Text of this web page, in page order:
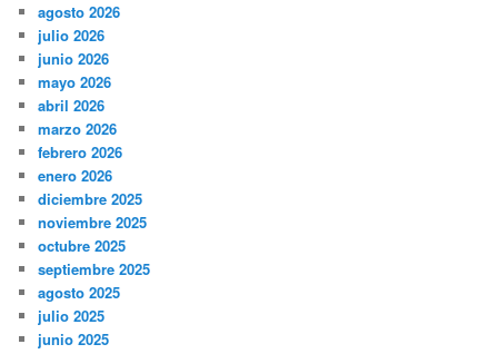
agosto 2026
julio 2026
junio 2026
mayo 2026
abril 2026
marzo 2026
febrero 2026
enero 2026
diciembre 2025
noviembre 2025
octubre 2025
septiembre 2025
agosto 2025
julio 2025
junio 2025